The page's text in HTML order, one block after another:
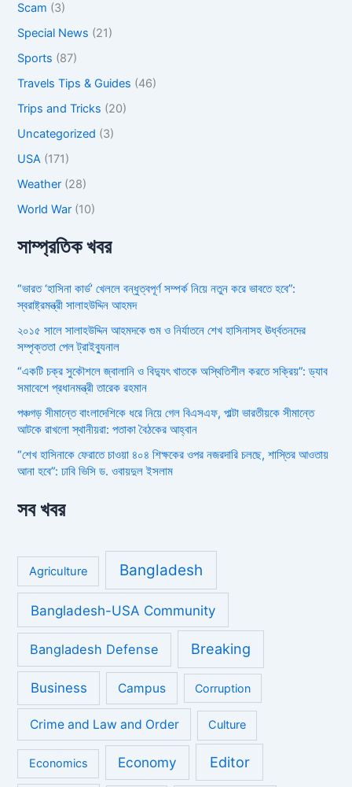
Scam (3)
Special News (21)
Sports (87)
Travels Tips & Guides (46)
Trips and Tricks (20)
Uncategorized (3)
USA (171)
Weather (28)
World War (10)
সাম্প্রতিক খবর
“ভারত ‘হাসিনা কার্ড’ খেললে বন্ধুত্বপূর্ণ সম্পর্ক নিয়ে নতুন করে ভাবতে হবে”:
স্বরাষ্ট্রমন্ত্রী সালাহউদ্দিন আহমদ
২০১৫ সালে সালাহউদ্দিন আহমদকে গুম ও নির্যাতনে শেখ হাসিনাসহ ঊর্ধ্বতনদের
সম্পৃক্ততা পেল ট্রাইব্যুনাল
“একটি চক্র সুকৌশলে জ্বালানি ও বিদ্যুৎ খাতকে অস্থিতিশীল করতে সক্রিয়”: ড্যাব
সমাবেশে প্রধানমন্ত্রী তারেক রহমান
পঞ্চগড় সীমান্তে বাংলাদেশিকে ধরে নিয়ে গেল বিএসএফ, পাল্টা ভারতীয়কে সীমান্তে
আটকে রাখলো স্থানীয়রা: পতাকা বৈঠকের আহ্বান
“শেখ হাসিনাকে ফেরাতে চাওয়া ৪০৪ শিক্ষকের ওপর নজরদারি চলছে, শাস্তির আওতায়
আনা হবে”: ঢাবি ভিসি ড. ওবায়দুল ইসলাম
সব খবর
Agriculture Bangladesh
Bangladesh-USA Community
Bangladesh Defense Breaking
Business Campus Corruption
Crime and Law and Order Culture
Economics Economy Editor